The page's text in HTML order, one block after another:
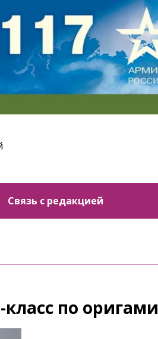
Связь с редакцией
по оригами